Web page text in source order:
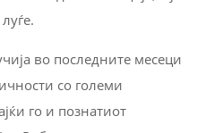
во последните месеци
со големи
го и познатиот